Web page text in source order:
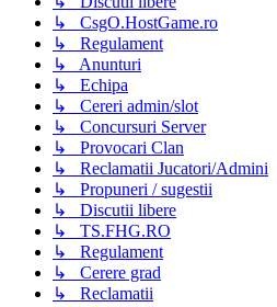
↳ CsgO.HostGame.ro
↳ Regulament
↳ Anunturi
↳ Echipa
↳ Cereri admin/slot
↳ Concursuri Server
↳ Provocari Clan
↳ Reclamatii Jucatori/Admini
↳ Propuneri / sugestii
↳ Discutii libere
↳ TS.FHG.RO
↳ Regulament
↳ Cerere grad
↳ Reclamatii